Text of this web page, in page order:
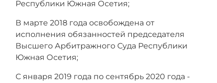
Республики Южная Осетия;
В марте 2018 года освобождена от
исполнения обязанностей председателя
Высшего Арбитражного Суда Республики
Южная Осетия;
С января 2019 года по сентябрь 2020 года -